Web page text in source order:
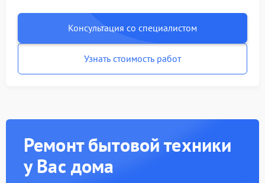
Консультация со специалистом
Узнать стоимость работ
Ремонт бытовой техники
у Вас дома